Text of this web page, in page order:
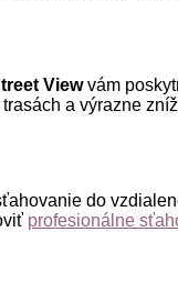
Viewvám
a výrazne
do
profesionálne